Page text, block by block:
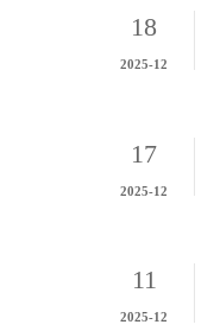
18
2025-12
17
2025-12
11
2025-12